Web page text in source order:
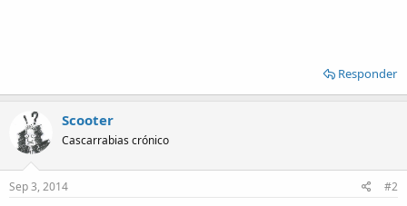
Responder
Scooter
Cascarrabias crónico
Sep 3, 2014 #2